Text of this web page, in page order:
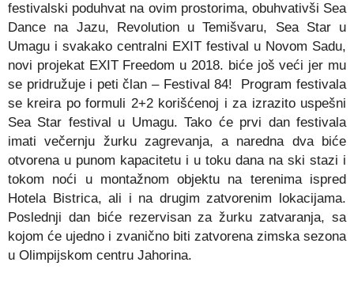
festivalski poduhvat na ovim prostorima, obuhvativši Sea
Dance na Jazu, Revolution u Temišvaru, Sea Star u
Umagu i svakako centralni EXIT festival u Novom Sadu,
novi projekat EXIT Freedom u 2018. biće još veći jer mu
se pridružuje i peti član – Festival 84! Program festivala
se kreira po formuli 2+2 korišćenoj i za izrazito uspešni
Sea Star festival u Umagu. Tako će prvi dan festivala
imati večernju žurku zagrevanja, a naredna dva biće
otvorena u punom kapacitetu i u toku dana na ski stazi i
tokom noći u montažnom objektu na terenima ispred
Hotela Bistrica, ali i na drugim zatvorenim lokacijama.
Poslednji dan biće rezervisan za žurku zatvaranja, sa
kojom će ujedno i zvanično biti zatvorena zimska sezona
u Olimpijskom centru Jahorina.